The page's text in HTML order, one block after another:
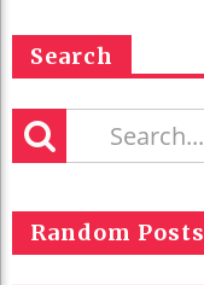
Search
Random Posts